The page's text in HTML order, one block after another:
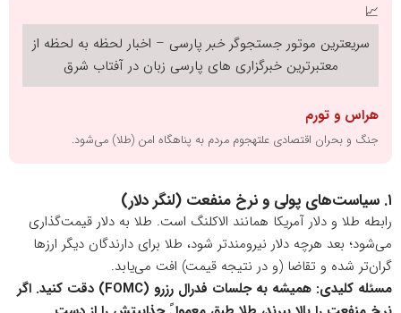
📈
سریعترین موتور جستجوگرخبر پارسی – اخبار لحظه به لحظه از
معتبرترین خبرگزاری های پارسی زبان درآفتاب شرق
هراس و تورم
جنگ و بحران اقتصادی علتهجوم مردم به پناهگاه امن (طلا) می‌شود.
۱. سیاست‌های پولی و نرخ منفعت (لنگر دلار)
رابطه طلا و دلار آمریکا همانند الاکلنگ است. طلا به دلار قیمت‌گذاری
می‌شود؛ بعد هرچه دلار نیرومندتر شود، طلا برای دارندگان دیگر ارزها
گران‌تر شده و تقاضا (و در نتیجه قیمت) افت می‌یابد.
مسئله کلیدی: همیشه به جلسات فدرال رزرو (FOMC) دقت کنید. اگر